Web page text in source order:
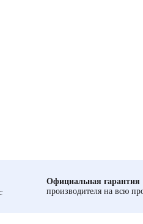
Официальная гарантия
производителя на всю